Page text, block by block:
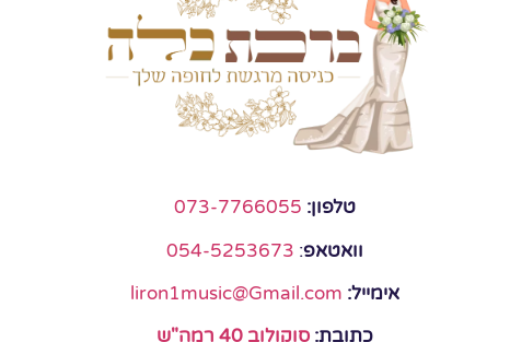
טלפון: 073-7766055
וואטאפ:
054-5253673
אימייל: liron1music@Gmail.com
כתובת: סוקולוב 40 רמה"ש